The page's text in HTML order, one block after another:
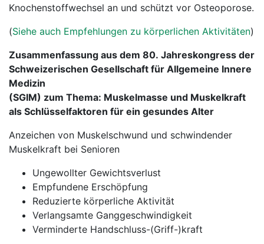
Knochenstoffwechsel an und schützt vor Osteoporose.
(Siehe auch Empfehlungen zu körperlichen Aktivitäten)
Zusammenfassung aus dem 80. Jahreskongress der
Schweizerischen Gesellschaft für Allgemeine Innere
Medizin
(SGIM) zum Thema: Muskelmasse und Muskelkraft
als Schlüsselfaktoren für ein gesundes Alter
Anzeichen von Muskelschwund und schwindender
Muskelkraft bei Senioren
Ungewollter Gewichtsverlust
Empfundene Erschöpfung
Reduzierte körperliche Aktivität
Verlangsamte Ganggeschwindigkeit
Verminderte Handschluss-(Griff-)kraft